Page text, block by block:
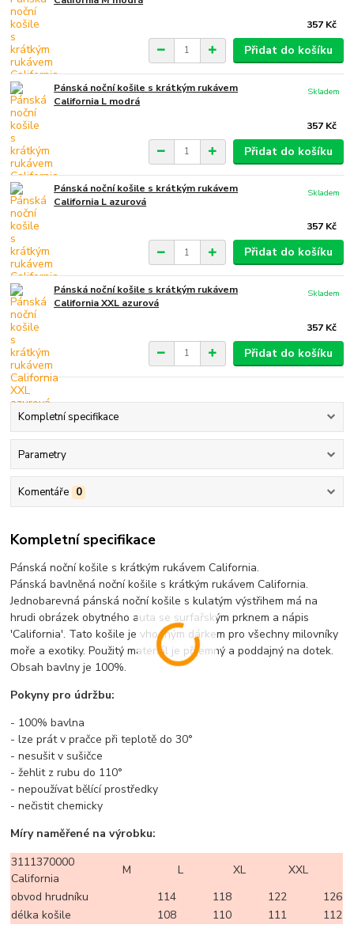
357 Kč
Přidat do košíku
Pánská noční košile s krátkým rukávem
California L modrá
357 Kč
Skladem
Přidat do košíku
Pánská noční košile s krátkým rukávem
California L azurová
357 Kč
Skladem
Přidat do košíku
Pánská noční košile s krátkým rukávem
California XXL azurová
357 Kč
Skladem
Přidat do košíku
Kompletní specifikace
Parametry
Komentáře 0
Kompletní specifikace
Pánská noční košile s krátkým rukávem California.
Pánská bavlněná noční košile s krátkým rukávem California.
Jednobarevná pánská noční košile s kulatým výstřihem má na
hrudi obrázek obytného auta se surfařským prknem a nápis
'California'. Tato košile je vhodným dárkem pro všechny milovníky
moře a exotiky. Použitý materiál je příjemný a poddajný na dotek.
Obsah bavlny je 100%.
Pokyny pro údržbu:
- 100% bavlna
- lze prát v pračce při teplotě do 30°
- nesušit v sušičce
- žehlit z rubu do 110°
- nepoužívat bělící prostředky
- nečistit chemicky
Míry naměřené na výrobku:
3111370000
California
M L XL
XXL
obvod hrudníku
114 118 122
126
délka košile
108 110 111 112